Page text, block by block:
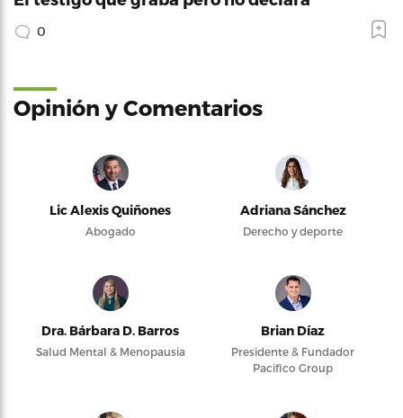
0
Opinión y Comentarios
Lic Alexis Quiñones
Abogado
Adriana Sánchez
Derecho y deporte
Dra. Bárbara D. Barros
Salud Mental & Menopausia
Brian Díaz
Presidente & Fundador
Pacifico Group